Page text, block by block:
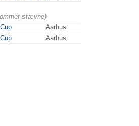
stævne)
Aarhus
Aarhus